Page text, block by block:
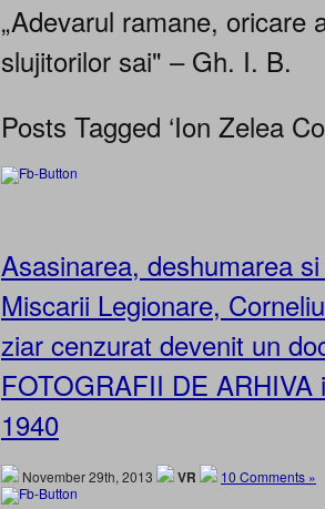
„Adevarul ramane, oricare
slujitorilor sai" – Gh. I. B.
Posts Tagged ‘Ion Zelea
Asasinarea, deshumarea
Miscarii Legionare,
ziar cenzurat devenit un
FOTOGRAFII DE
1940
November 29th, 2013 VR 10 Comments »